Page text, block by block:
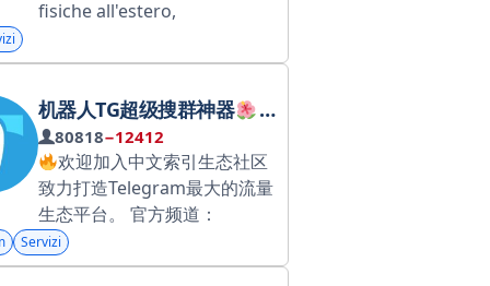
fisiche all'estero,
sicurezza, anti-dDoS e
GPU, VPS, server ad alta
larghezza di banda e server
dedicati, oltre a servizi CDN
e certificati SSL per domini.
Richieste commerciali:
@LSL5555 Assistenza clienti
online 24 ore su 24, 7 giorni
机器人TG超级搜群神器 导航
80818−12412
欢迎加入中文索引生态社区
致力打造Telegram最大的流量
生态平台。 官方频道：
https://t.me/China1 唯一管理
员： @TeleTop678Bot
Servizi